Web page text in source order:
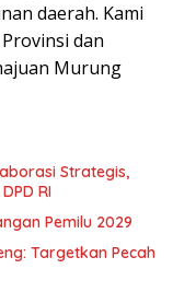
daerah. Kami
dan
Murung
Strategis,
RI
Pemilu 2029
Targetkan Pecah